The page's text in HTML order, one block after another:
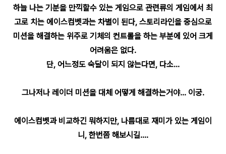
하늘 나는 기분을 만끽할수 있는 게임으로 관련류의 게임에서 최
고로 치는 에이스컴벳과는 차별이 된다, 스토리라인을 중심으로
미션을 해결하는 위주로 기체의 컨트롤을 하는 부분에 있어 크게
어려움은 없다.
단, 어느정도 숙달이 되지 않는다면, 다소...
그나저나 레이더 미션을 대체 어떻게 해결하는거야... 이궁.
에이스컴벳과 비교하긴 뭐하지만, 나름대로 재미가 있는 게임이
니, 한번쯤 해보시길....